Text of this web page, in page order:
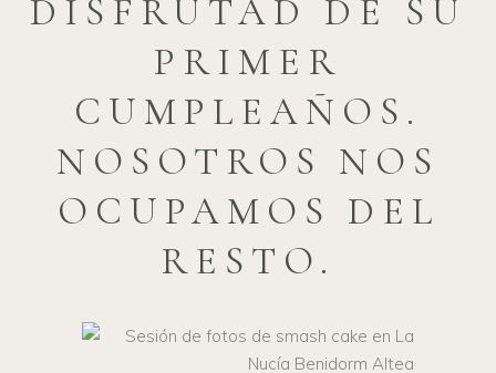
DISFRUTAD DE SU
PRIMER
CUMPLEAÑOS.
NOSOTROS NOS
OCUPAMOS DEL
RESTO.